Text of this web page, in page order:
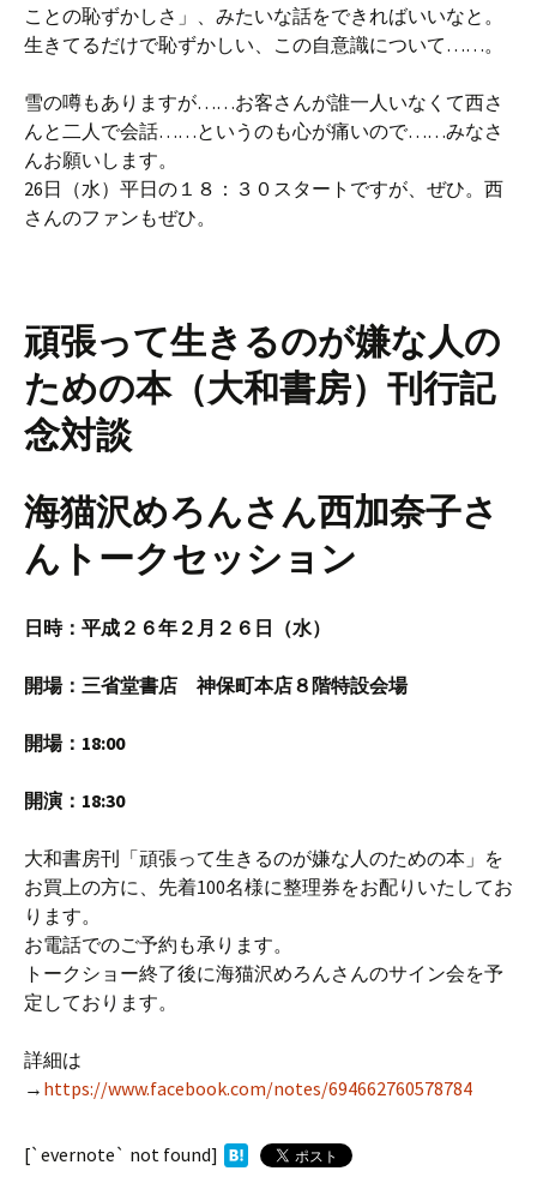
ことの恥ずかしさ」、みたいな話をできればいいなと。
生きてるだけで恥ずかしい、この自意識について……。
雪の噂もありますが……お客さんが誰一人いなくて西さ
んと二人で会話……というのも心が痛いので……みなさ
んお願いします。
26日（水）平日の１８：３０スタートですが、ぜひ。西
さんのファンもぜひ。
頑張って生きるのが嫌な人の
ための本（大和書房）刊行記
念対談
海猫沢めろんさん西加奈子さ
んトークセッション
日時：平成２６年２月２６日（水）
開場：三省堂書店 神保町本店８階特設会場
開場：18:00
開演：18:30
大和書房刊「頑張って生きるのが嫌な人のための本」を
お買上の方に、先着100名様に整理券をお配りいたしてお
ります。
お電話でのご予約も承ります。
トークショー終了後に海猫沢めろんさんのサイン会を予
定しております。
詳細は
→ https://www.facebook.com/notes/694662760578784
[`evernote` not found]